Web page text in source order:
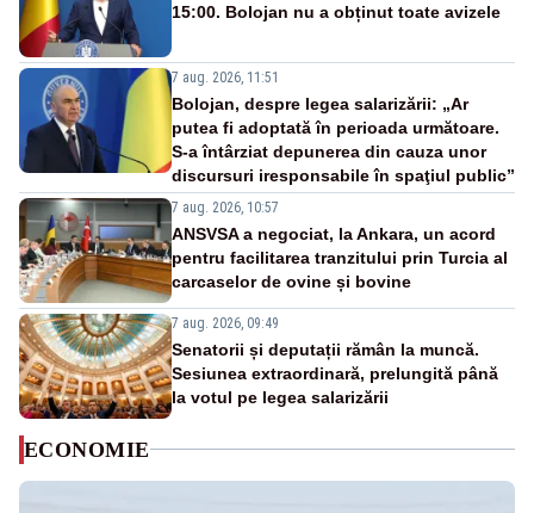
15:00. Bolojan nu a obținut toate avizele
7 aug. 2026, 11:51
Bolojan, despre legea salarizării: „Ar
putea fi adoptată în perioada următoare.
S-a întârziat depunerea din cauza unor
discursuri iresponsabile în spaţiul public”
7 aug. 2026, 10:57
ANSVSA a negociat, la Ankara, un acord
pentru facilitarea tranzitului prin Turcia al
carcaselor de ovine și bovine
7 aug. 2026, 09:49
Senatorii și deputații rămân la muncă.
Sesiunea extraordinară, prelungită până
la votul pe legea salarizării
ECONOMIE